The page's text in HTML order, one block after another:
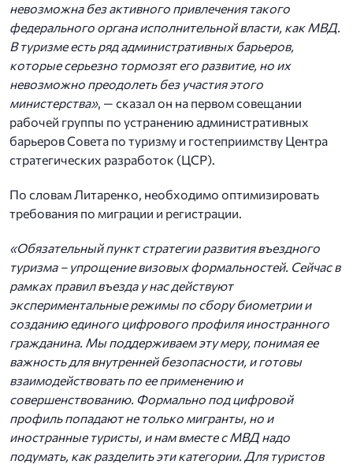
невозможна без активного привлечения такого
федерального органа исполнительной власти, как МВД.
В туризме есть ряд административных барьеров,
которые серьезно тормозят его развитие, но их
невозможно преодолеть без участия этого
министерства», — сказал он на первом совещании
рабочей группы по устранению административных
барьеров Совета по туризму и гостеприимству Центра
стратегических разработок (ЦСР).
По словам Литаренко, необходимо оптимизировать
требования по миграции и регистрации.
«Обязательный пункт стратегии развития въездного
туризма – упрощение визовых формальностей. Сейчас в
рамках правил въезда у нас действуют
экспериментальные режимы по сбору биометрии и
созданию единого цифрового профиля иностранного
гражданина. Мы поддерживаем эту меру, понимая ее
важность для внутренней безопасности, и готовы
взаимодействовать по ее применению и
совершенствованию. Формально под цифровой
профиль попадают не только мигранты, но и
иностранные туристы, и нам вместе с МВД надо
подумать, как разделить эти категории. Для туристов